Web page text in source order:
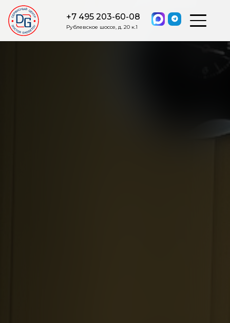
+7 495 203-60-08
Рублевское шоссе, д. 20 к.1